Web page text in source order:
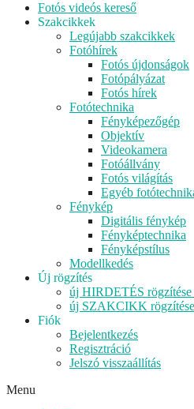
Fotós videós kereső
Szakcikkek
Legújabb szakcikkek
Fotóhírek
Fotós újdonságok
Fotópályázat
Fotós hírek
Fotótechnika
Fényképezőgép
Objektív
Videokamera
Fotóállvány
Fotós világítás
Egyéb
Fénykép
Digitális fénykép
Fényképtechnika
Fényképstílus
Modellkedés
Új rögzítés
új HIRDETÉS rögzítése
új SZAKCIKK
Fiók
Bejelentkezés
Regisztráció
Jelszó visszaállítás
Menu